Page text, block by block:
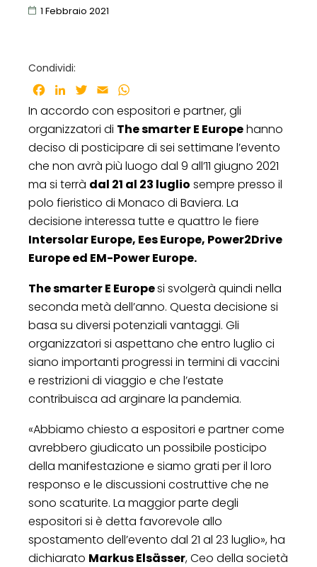
1 Febbraio 2021
Condividi:
Facebook
LinkedInTwitter
Email
In accordo con espositori e partner, gli
organizzatori di The smarter E Europehanno
deciso di posticipare di sei settimane l’evento
che non avrà più luogo dal 9 all’11 giugno 2021
ma si terrà dal 21 al 23 luglio sempre presso il
polo fieristico di Monaco di Baviera. La
decisione interessa tutte e quattro le fiere
Intersolar Europe, Ees Europe, Power2Drive
Europe ed EM-Power Europe.
The smarter E Europesi svolgerà quindi nella
seconda metà dell’anno. Questa decisione si
basa su diversi potenziali vantaggi. Gli
organizzatori si aspettano che entro luglio ci
siano importanti progressi in termini di vaccini
e restrizioni di viaggio e che l’estate
contribuisca ad arginare la pandemia.
«Abbiamo chiesto a espositori e partner come
avrebbero giudicato un possibile posticipo
della manifestazione e siamo grati per il loro
responso e le discussioni costruttive che ne
sono scaturite. La maggior parte degli
espositori si è detta favorevole allo
spostamento dell’evento dal 21 al 23 luglio», ha
dichiarato Markus Elsässer, Ceo della società